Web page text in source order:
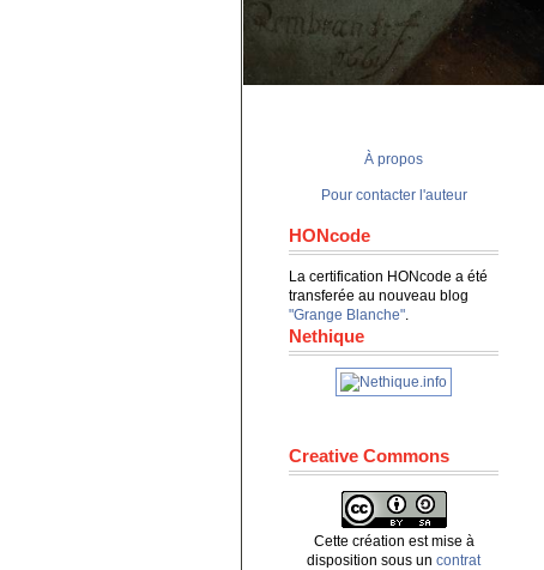
À propos
Pour contacter l'auteur
HONcode
La certification HONcode a été
transferée au nouveau blog
"Grange Blanche".
Nethique
Creative Commons
Cette création est mise à
disposition sous un contrat